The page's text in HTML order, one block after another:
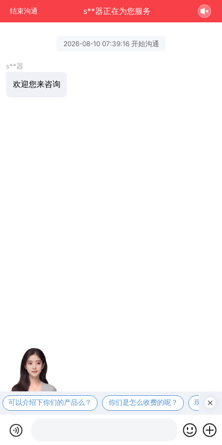
结束沟通 s**器正在为您服务
2026-08-10 07:39:16 开始沟通
s**器
欢迎您来咨询
可以介绍下你们的产品么？ 你们是怎么收费的呢？ 现在有